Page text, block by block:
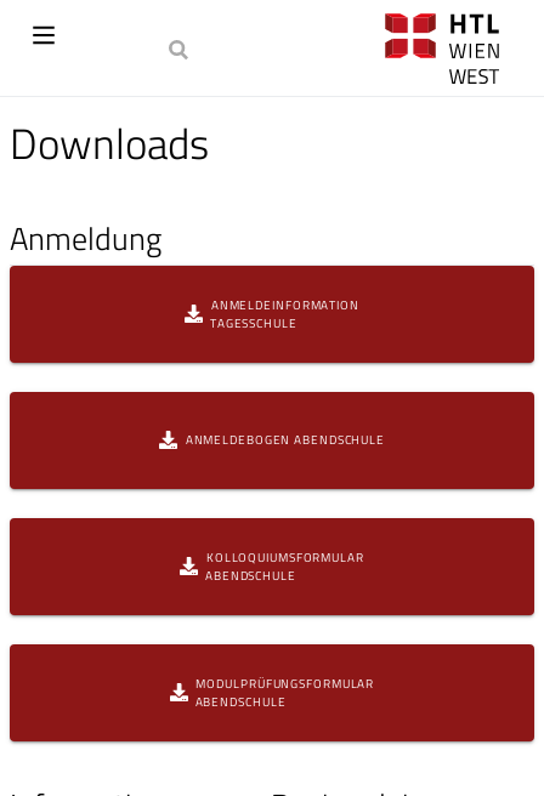
Downloads
Anmeldung
ANMELDEINFORMATION
TAGESSCHULE
ANMELDEBOGEN ABENDSCHULE
KOLLOQUIUMSFORMULAR
ABENDSCHULE
MODULPRÜFUNGSFORMULAR
ABENDSCHULE